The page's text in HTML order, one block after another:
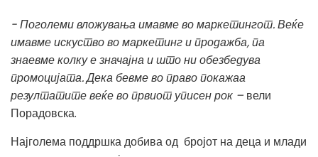
- Поголеми вложувања имавме во маркетингот. Веќе
имавме искуство во маркетинг и продажба, па
знаевме колку е значајна и што ни обезбедува
промоцијата. Дека бевме во право покажаа
резултатите веќе во првиот уписен рок – вели
Порадовска.
Најголема поддршка добива од бројот на деца и млади